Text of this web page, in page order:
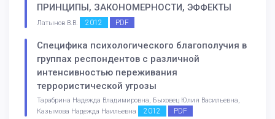
ПРИНЦИПЫ, ЗАКОНОМЕРНОСТИ, ЭФФЕКТЫ
Латынов В.В. 2012 PDF
Специфика психологического благополучия в
группах респондентов с различной
интенсивностью переживания
террористической угрозы
Тарабрина Надежда Владимировна, Быховец Юлия Васильевна,
Казымова Надежда Наильевна
2012 PDF